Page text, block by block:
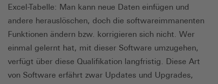
Excel-Tabelle: Man kann neue Daten einfügen und
andere herauslöschen, doch die softwareimmanenten
Funktionen ändern bzw. korrigieren sich nicht. Wer
einmal gelernt hat, mit dieser Software umzugehen,
verfügt über diese Qualifikation langfristig. Diese Art
von Software erfährt zwar Updates und Upgrades,